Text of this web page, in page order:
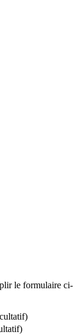
le formulaire ci-